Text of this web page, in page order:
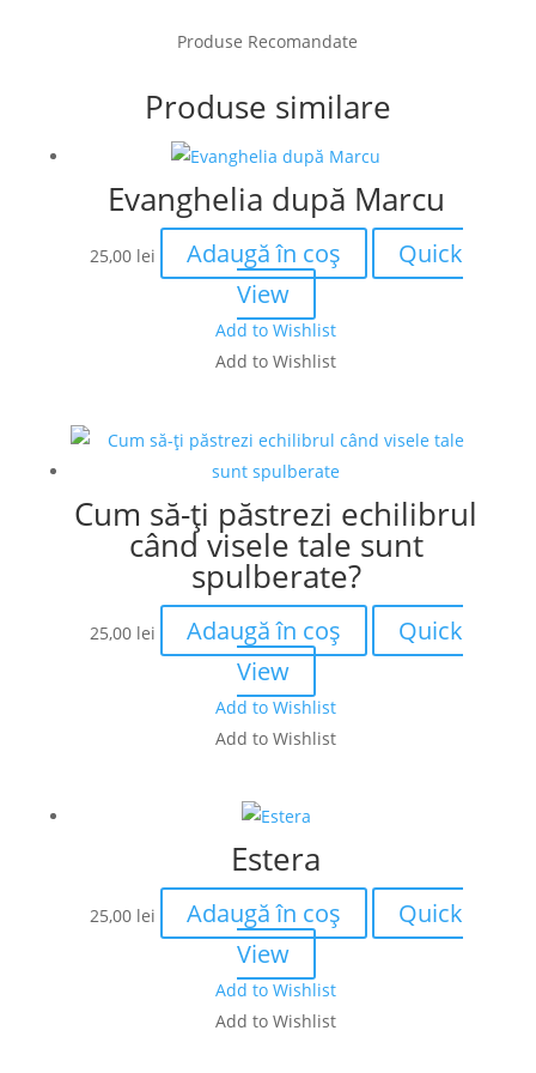
Produse Recomandate
Produse similare
Evanghelia după Marcu
25,00 lei Adaugă în coș
Quick
View
Add to Wishlist
Add to Wishlist
Cum să-ți păstrezi echilibrul
când visele tale sunt
spulberate?
25,00 lei Adaugă în coș
Quick
View
Add to Wishlist
Add to Wishlist
Estera
25,00 lei Adaugă în coș
Quick
View
Add to Wishlist
Add to Wishlist